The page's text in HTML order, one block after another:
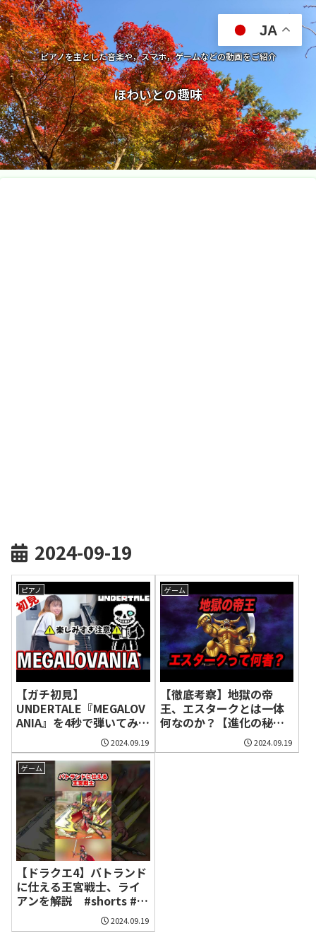
ピアノを主とした音楽や，スマホ，ゲームなどの動画をご紹介
ほわいとの趣味
2024-09-19
ピアノ
【ガチ初見】
UNDERTALE『MEGALOV
ANIA』を4秒で弾いてみ
た！その後10分練習して
みた🔥
2024.09.19
ゲーム
【徹底考察】地獄の帝
王、エスタークとは一体
何なのか？【進化の秘
2024.09.19
ゲーム
【ドラクエ4】バトランド
に仕える王宮戦士、ライ
アンを解説 #shorts #ろ
2024.09.19
JA